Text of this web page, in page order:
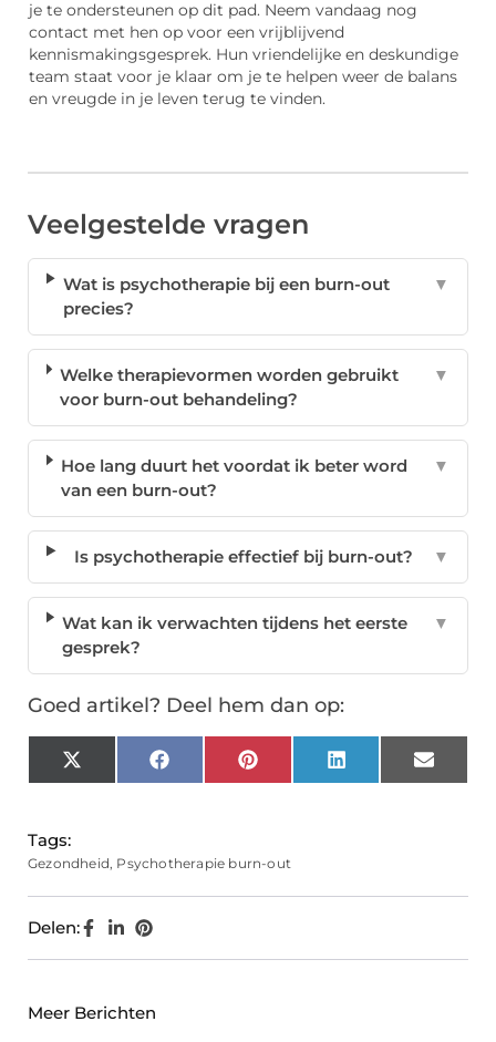
je te ondersteunen op dit pad. Neem vandaag nog
contact met hen op voor een vrijblijvend
kennismakingsgesprek. Hun vriendelijke en deskundige
team staat voor je klaar om je te helpen weer de balans
en vreugde in je leven terug te vinden.
Veelgestelde vragen
Wat is psychotherapie bij een burn-out
precies?
▼
Welke therapievormen worden gebruikt
voor burn-out behandeling?
▼
Hoe lang duurt het voordat ik beter word
van een burn-out?
▼
Is psychotherapie effectief bij burn-out? ▼
Wat kan ik verwachten tijdens het eerste
gesprek?
▼
Goed artikel? Deel hem dan op:
X
(Twitter)
FacebookPinterest LinkedIn Email
Tags:
Gezondheid, Psychotherapie burn-out
Delen:
Meer Berichten